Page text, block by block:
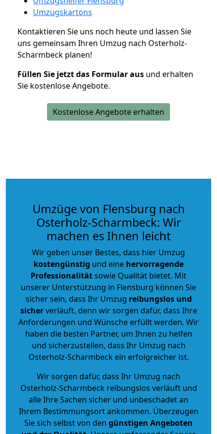
Umzugskartons
Kontaktieren Sie uns noch heute und lassen Sie
uns gemeinsam Ihren Umzug nach Osterholz-
Scharmbeck planen!
Füllen Sie jetzt das Formular aus und erhalten
Sie kostenlose Angebote.
Kostenlose Angebote erhalten
Umzüge von Flensburg nach
Osterholz-Scharmbeck: Wir
machen es Ihnen leicht
Wir geben unser Bestes, dass hier Umzug
kostengünstig und eine hervorragende
Professionalitätsowie Qualität bietet. Mit
unserer Unterstützung in Flensburg können Sie
sicher sein, dass Ihr Umzug reibungslos und
sicherverläuft, denn wir sorgen dafür, dass Ihre
Anforderungen und Wünsche erfüllt werden. Wir
haben die besten Partner, um Ihnen zu helfen
und sicherzustellen, dass Ihr Umzug nach
Osterholz-Scharmbeck ein erfolgreicher ist.
Wir sorgen dafür, dass Ihr Umzug nach
Osterholz-Scharmbeck reibungslos verläuft und
alle Ihre Sachen sicher und unbeschadet an
Ihrem Bestimmungsort ankommen. Überzeugen
Sie sich selbst von den günstigen Angeboten